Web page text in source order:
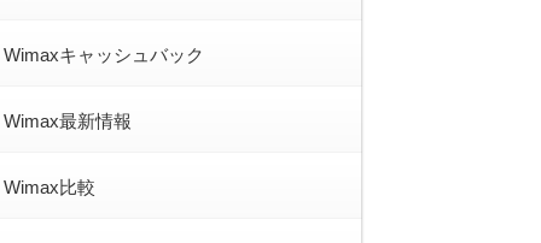
Wimaxキャッシュバック
Wimax最新情報
Wimax比較